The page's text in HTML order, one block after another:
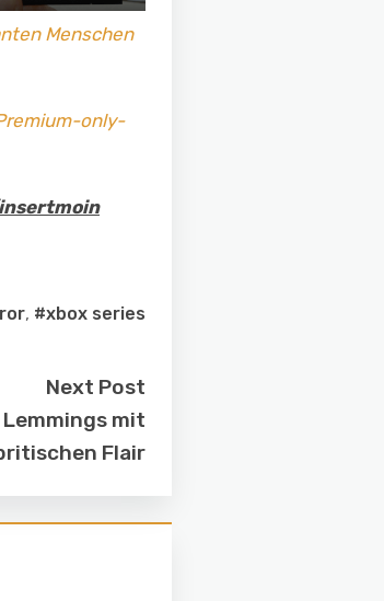
Menschen
only-
, #xbox series
Next Post
mit
Flair